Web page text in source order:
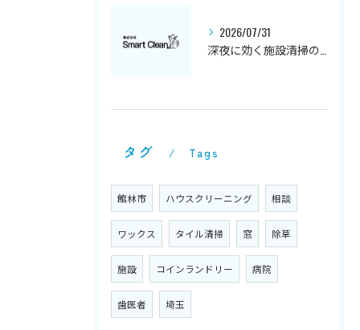
2026/07/31
タグ Tags
館林市 ハウスクリーニング 相談
ワックス タイル清掃 窓 除草
施設 コインランドリー 病院
歯医者 埼玉